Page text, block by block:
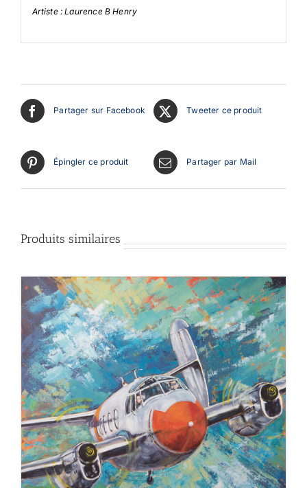
Artiste : Laurence B Henry
Partager sur Facebook Tweeter ce produit
Épingler ce produit Partager par Mail
Produits similaires